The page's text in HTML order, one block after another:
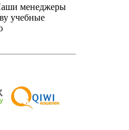
менеджеры
учебные